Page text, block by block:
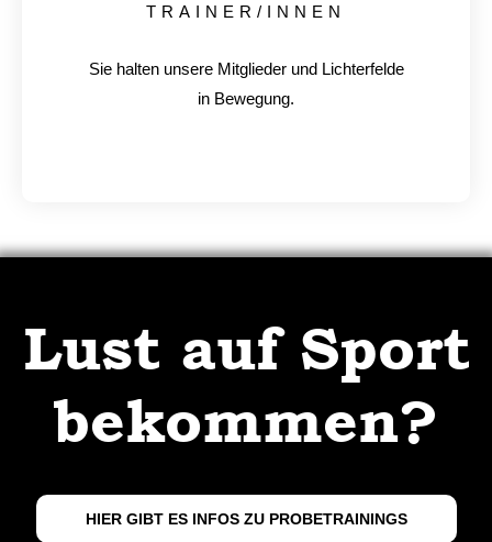
TRAINER/INNEN
Sie halten unsere Mitglieder und Lichterfelde
in Bewegung.
Lust auf Sport
bekommen?
HIER GIBT ES INFOS ZU PROBETRAININGS